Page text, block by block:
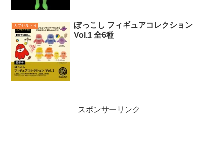
カプセルトイ
ぽっこし フィギュアコレクション
Vol.1 全6種
スポンサーリンク